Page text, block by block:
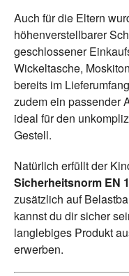
Auch für die Eltern
höhenverstellbarer
geschlossener
Wickeltasche,
bereits im
zudem ein passender
ideal für den
Gestell.
Natürlich erfüllt der
Sicherheitsnorm EN
zusätzlich auf
kannst du dir sicher
langlebiges Produkt
erwerben.